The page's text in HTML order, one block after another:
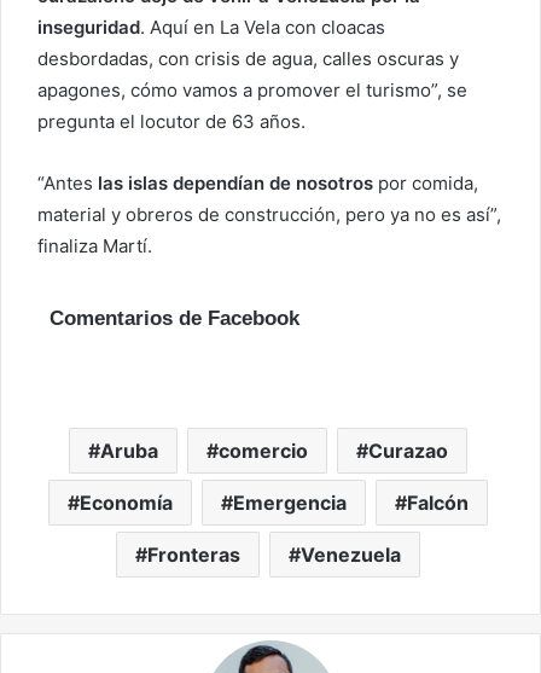
inseguridad. Aquí en La Vela con cloacas
desbordadas, con crisis de agua, calles oscuras y
apagones, cómo vamos a promover el turismo”, se
pregunta el locutor de 63 años.
“Antes las islas dependían de nosotros por comida,
material y obreros de construcción, pero ya no es así”,
finaliza Martí.
Comentarios de Facebook
Aruba comercio Curazao
Economía Emergencia Falcón
Fronteras Venezuela